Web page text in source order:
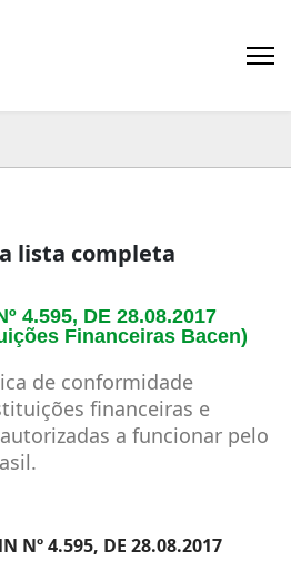
lista completa
4.595, DE 28.08.2017
Financeiras Bacen)
de conformidade
financeiras e
a funcionar pelo
Nº 4.595, DE 28.08.2017